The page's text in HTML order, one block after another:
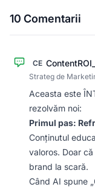
10 Comentarii
CE
Strateg de
Aceasta este
rezolvăm noi:
Primul pas:
Conținutul
valoros. Doar
brand la scară.
Când AI spune